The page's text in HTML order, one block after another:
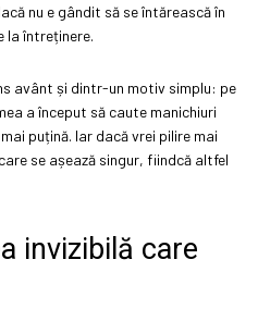
nu e gândit să se întărească în
la întreținere.
avânt și dintr-un motiv simplu: pe
a început să caute manichiuri
puțină. Iar dacă vrei pilire mai
se așează singur, fiindcă altfel
invizibilă care